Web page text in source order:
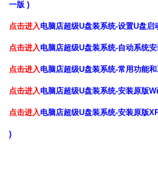
一版 )
点击进入电脑店超级U盘装系统-设置U盘
点击进入电脑店超级U盘装系统-自动系统
点击进入电脑店超级U盘装系统-常用功能
点击进入电脑店超级U盘装系统-安装原版
点击进入电脑店超级U盘装系统-安装原版
)